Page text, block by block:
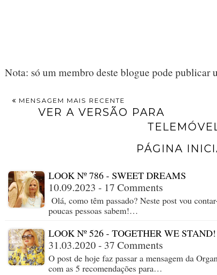
Nota: só um membro deste blogue pode publicar
MENSAGEM MAIS RECENTE
VER A VERSÃO PARA
PÁGINA
LOOK Nº 786 - SWEET DREAMS
10.09.2023 - 17 Comments
Olá, como têm passado? Neste post vou
poucas pessoas sabem!…
LOOK Nº 526 - TOGETHER WE STAND!
31.03.2020 - 37 Comments
O post de hoje faz passar a mensagem da
com as 5 recomendações para…